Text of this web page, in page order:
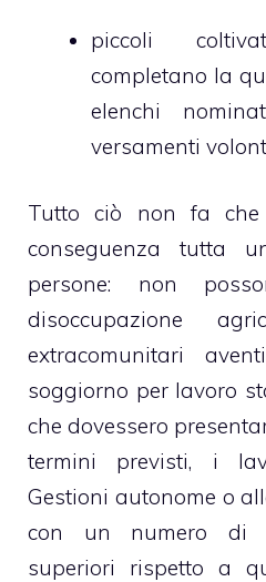
piccoli
completano la
elenchi
versamenti
Tutto ciò non fa che
conseguenza tutta
persone: non
disoccupazione
extracomunitari
soggiorno per lavoro
che dovessero
termini previsti, i
Gestioni autonome o
con un numero di
superiori rispetto a